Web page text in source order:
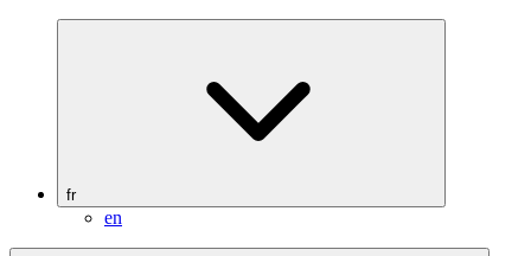
fr
en